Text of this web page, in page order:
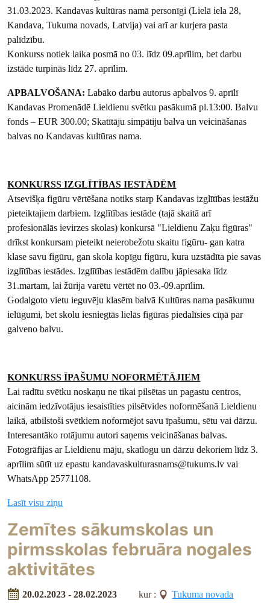
31.03.2023. Kandavas kultūras namā personīgi (Lielā iela 28,
Kandava, Tukuma novads, Latvija) vai arī ar kurjera pasta
palīdzību.
Konkurss notiek laika posmā no 03. līdz 09.aprīlim, bet darbu
izstāde turpinās līdz 27. aprīlim.
APBALVOŠANA: Labāko darbu autorus apbalvos 9. aprīlī
Kandavas Promenādē Lieldienu svētku pasākumā pl.13:00. Balvu
fonds – EUR 300.00; Skatītāju simpātiju balva un veicināšanas
balvas no Kandavas kultūras nama.
KONKURSS IZGLĪTĪBAS IESTĀDĒM
Atsevišķa figūru vērtēšana notiks starp Kandavas izglītības iestāžu
pieteiktajiem darbiem. Izglītības iestāde (tajā skaitā arī
profesionālās ievirzes skolas) konkursā "Lieldienu Zaķu figūras"
drīkst konkursam pieteikt neierobežotu skaitu figūru- gan katra
klase savu figūru, gan skola kopīgu figūru, kura uzstādīta pie savas
izglītības iestādes. Izglītības iestādēm dalību jāpiesaka līdz
31.martam, lai žūrija varētu vērtēt no 03.-09.aprīlim.
Godalgoto vietu ieguvēju klasēm balvā Kultūras nama pasākumu
ielūgumi, bet skolu iesniegtās lielās figūras piedalīsies cīņā par
galveno balvu.
KONKURSS ĪPAŠUMU NOFORMĒTĀJIEM
Lai radītu svētku noskaņu ne tikai pilsētas un pagastu centros,
aicinām iedzīvotājus iesaistīties pilsētvides noformēšanā Lieldienu
laikā, atbilstoši svētkiem noformējot savu īpašumu, sētu vai dārzu.
Interesantāko rotājumu autori saņems veicināšanas balvas.
Fotogrāfijas ar Lieldienu māju, skatlogu un dārzu dekoriem līdz 3.
aprīlim sūtīt uz epastu kandavaskulturasnams@tukums.lv vai
WhatsApp 25771108.
Lasīt visu ziņu
Zemītes sākumskolas un
pirmsskolas februāra nogales
aktivitātes
20.02.2023 - 28.02.2023 kur :
Tukuma novada